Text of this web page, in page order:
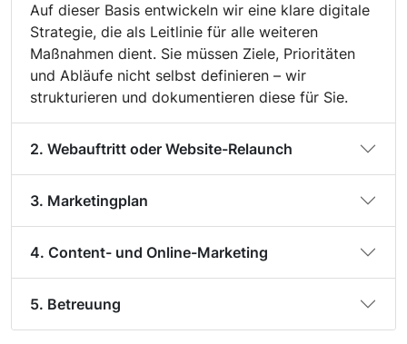
Auf dieser Basis entwickeln wir eine klare digitale
Strategie, die als Leitlinie für alle weiteren
Maßnahmen dient. Sie müssen Ziele, Prioritäten
und Abläufe nicht selbst definieren – wir
strukturieren und dokumentieren diese für Sie.
2. Webauftritt oder Website-Relaunch
3. Marketingplan
4. Content- und Online-Marketing
5. Betreuung